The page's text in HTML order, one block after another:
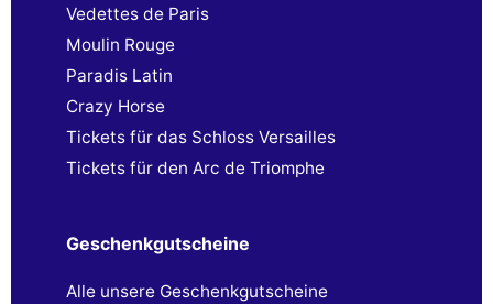
Vedettes de Paris
Moulin Rouge
Paradis Latin
Crazy Horse
Tickets für das Schloss Versailles
Tickets für den Arc de Triomphe
Geschenkgutscheine
Alle unsere Geschenkgutscheine